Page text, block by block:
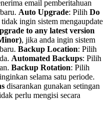
email pemberitahuan
Auto Upgrade: Pilih Do
ingin sistem mengaupdate
to any latest version
, jika anda ingin sistem
Backup Location: Pilih
Automated Backups: Pilih
Backup Rotation: Pilih
selama satu periode.
disarankan gunakan setingan
perlu mengisi secara